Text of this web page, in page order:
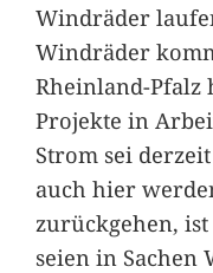
Windräder
Windräder
Rheinland-Pfalz
Projekte in
Strom sei
auch hier
zurückgehen,
seien in Sachen